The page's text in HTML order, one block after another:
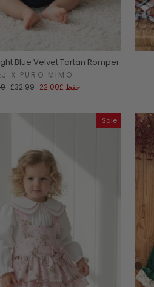
Blue Velvet Tartan Romper
X PURO MIMO
سعر
£32.99 حفظ £22.00
Sale